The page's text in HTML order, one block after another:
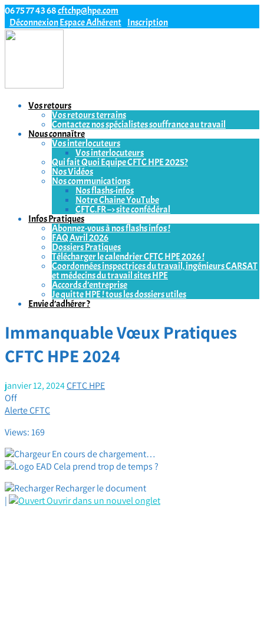
06 75 77 43 68cftchp@hpe.com
DéconnexionEspace Adhérent Inscription
Vos retours
Vos retours terrains
Contactez nos spécialistes souffrance au travail
Nous connaître
Vos interlocuteurs
Vos interlocuteurs
Qui fait Quoi Equipe CFTC HPE 2025?
Nos Vidéos
Nos communications
Nos flashs-infos
Notre Chaine YouTube
CFTC.FR –> site confédéral
Infos Pratiques
Abonnez-vous à nos flashs infos !
FAQ Avril 2026
Dossiers Pratiques
Télécharger le calendrier CFTC HPE 2026 !
Coordonnées inspectrices du travail, ingénieurs CARSAT
et médecins du travail sites HPE
Accords d’entreprise
Je quitte HPE ! tous les dossiers utiles
Envie d’adhérer ?
Immanquable Vœux Pratiques
CFTC HPE 2024
janvier 12, 2024CFTC HPE
Off
Alerte CFTC
Views: 169
En cours de chargement…
Cela prend trop de temps ?
Recharger le document
|
Ouvrir dans un nouvel onglet